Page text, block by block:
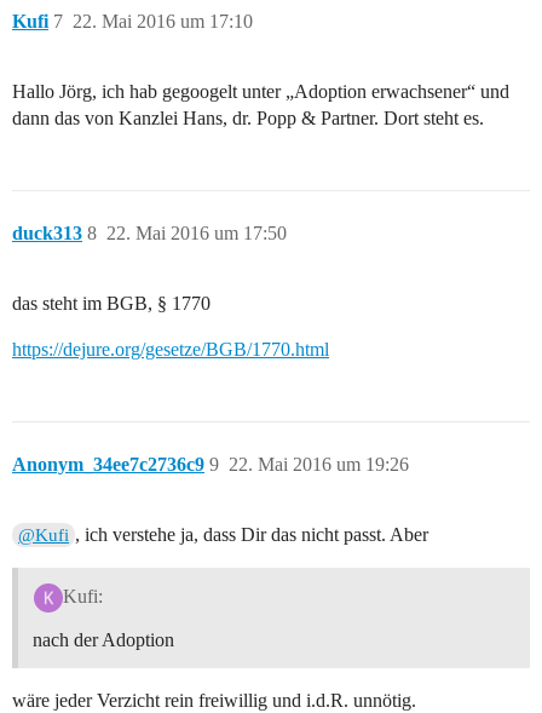
Kufi 22. Mai 2016 um 17:10
7
Hallo Jörg, ich hab gegoogelt unter „Adoption erwachsener“ und
dann das von Kanzlei Hans, dr. Popp & Partner. Dort steht es.
duck313 22. Mai 2016 um 17:50
8
das steht im BGB, § 1770
https://dejure.org/gesetze/BGB/1770.html
Anonym_34ee7c2736c9 22. Mai 2016 um 19:26
9
@Kufi , ich verstehe ja, dass Dir das nicht passt. Aber
Kufi:
nach der Adoption
wäre jeder Verzicht rein freiwillig und i.d.R. unnötig.